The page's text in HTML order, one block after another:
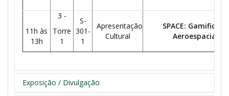
11h às
13h
3 -
Torre
1
S-
301-
1
Apresentação
Cultural
SPACE:
Aeroespacial
Exposição / Divulgação